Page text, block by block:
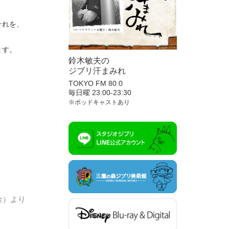
を、
。
より
鈴木敏夫の
ジブリ汗まみれ
TOKYO FM 80.0
毎日曜 23:00-23:30
※ポッドキャストあり